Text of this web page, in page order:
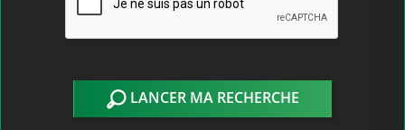
LANCER MA RECHERCHE